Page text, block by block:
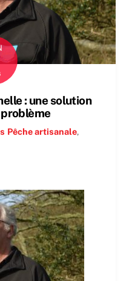
: une solution
Pêche artisanale,